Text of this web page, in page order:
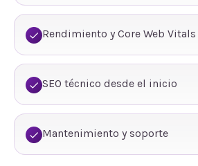
Rendimiento y Core Web
SEO técnico desde el inicio
Mantenimiento y soporte